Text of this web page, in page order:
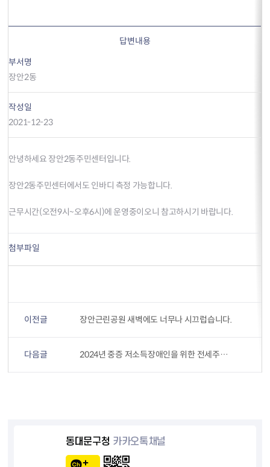
답변내용
부서명
장안2동
작성일
2021-12-23
안녕하세요 장안2동주민센터입니다.
장안2동주민센터에서도 인바디 측정 가능합니다.
근무시간(오전9시~오후6시)에 운영중이오니 참고하시기 바랍니다.
첨부파일
이전글 장안근린공원 새벽에도 너무나 시끄럽습니다.
다음글 2024년 중증 저소득장애인을 위한 전세주택(보증금) 지원사업 안내
동대문구청 카카오톡채널